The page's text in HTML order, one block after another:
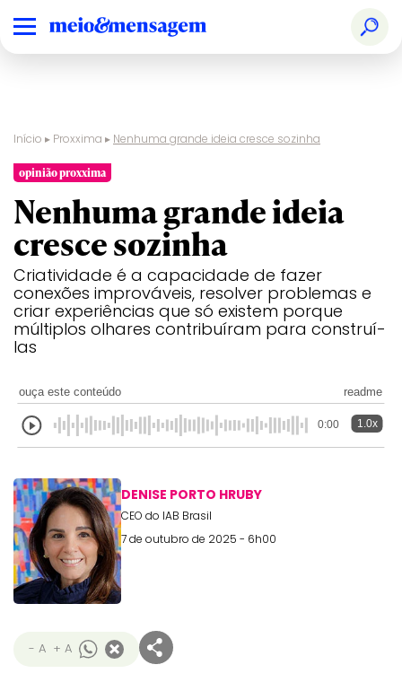
Início ▸ Proxxima ▸ Nenhuma grande ideia cresce sozinha
opinião proxxima
Nenhuma grande ideia
cresce sozinha
Criatividade é a capacidade de fazer
conexões improváveis, resolver problemas e
criar experiências que só existem porque
múltiplos olhares contribuíram para construí-
las
ouça este conteúdo readme
0:00 1.0x
DENISE PORTO HRUBY
CEO do IAB Brasil
7 de outubro de 2025 - 6h00
- A + A